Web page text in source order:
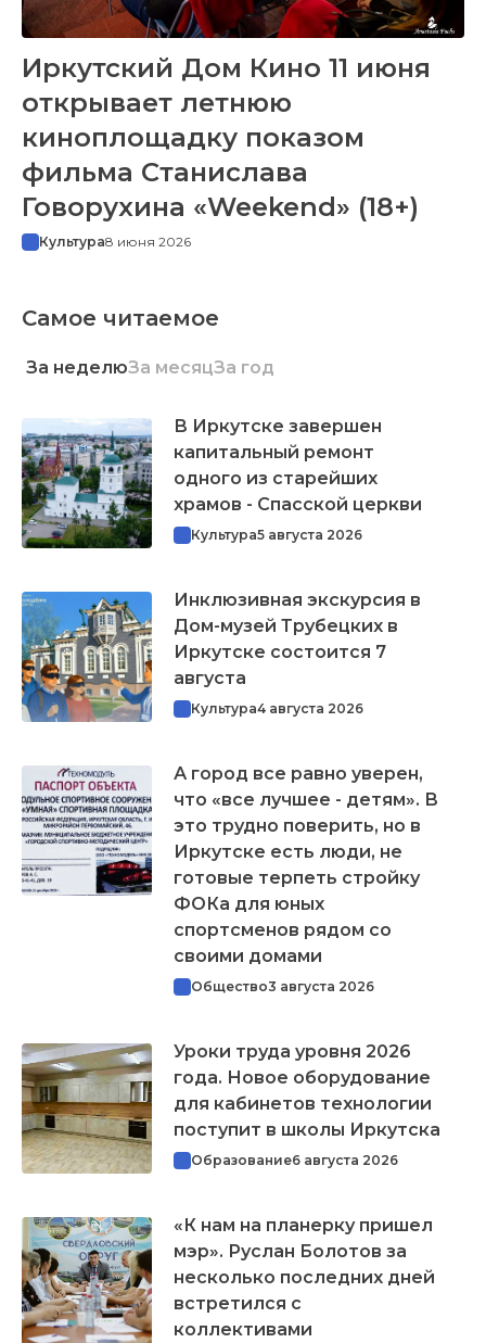
Иркутский Дом Кино 11 июня
открывает летнюю
киноплощадку показом
фильма Станислава
Говорухина «Weekend» (18+)
Культура8 июня 2026
Самое читаемое
За неделюЗа месяцЗа год
В Иркутске завершен
капитальный ремонт
одного из старейших
храмов - Спасской церкви
Культура5 августа 2026
Инклюзивная экскурсия в
Дом-музей Трубецких в
Иркутске состоится 7
августа
Культура4 августа 2026
А город все равно уверен,
что «все лучшее - детям». В
это трудно поверить, но в
Иркутске есть люди, не
готовые терпеть стройку
ФОКа для юных
спортсменов рядом со
своими домами
Общество3 августа 2026
Уроки труда уровня 2026
года. Новое оборудование
для кабинетов технологии
поступит в школы Иркутска
Образование6 августа 2026
«К нам на планерку пришел
мэр». Руслан Болотов за
несколько последних дней
встретился с
коллективами